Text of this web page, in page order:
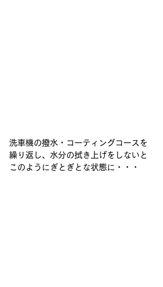
洗車機の撥水・コーティングコースを
繰り返し、水分の拭き上げをしないと
このようにぎとぎとな状態に・・・